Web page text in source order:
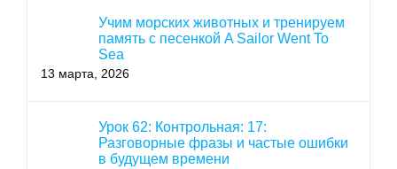
Учим морских животных и тренируем
память с песенкой A Sailor Went To
Sea
13 марта, 2026
Урок 62: Контрольная: 17:
Разговорные фразы и частые ошибки
в будущем времени